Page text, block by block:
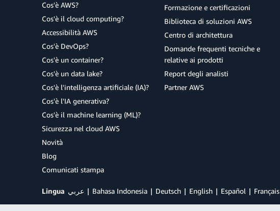
Cos'è AWS?
Cos'è il cloud computing?
Accessibilità AWS
Cos'è DevOps?
Cos'è un container?
Cos'è un data lake?
Cos'è l'intelligenza artificiale (IA)?
Cos'è l'IA generativa?
Cos'è il machine learning (ML)?
Sicurezza nel cloud AWS
Novità
Blog
Comunicati stampa
Formazione e certificazioni
Biblioteca di soluzioni AWS
Centro di architettura
Domande frequenti tecniche e
relative ai prodotti
Report degli analisti
Partner AWS
Lingua عربي Bahasa Indonesia Deutsch English Español Français